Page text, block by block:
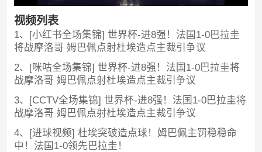
视频列表
1、[小红书全场集锦] 世界杯-进8强！法国1-0巴拉圭
将战摩洛哥 姆巴佩点射杜埃造点主裁引争议
2、[咪咕全场集锦] 世界杯-进8强！法国1-0巴拉圭将
战摩洛哥 姆巴佩点射杜埃造点主裁引争议
3、[CCTV全场集锦] 世界杯-进8强！法国1-0巴拉圭将
战摩洛哥 姆巴佩点射杜埃造点主裁引争议
4、[进球视频] 杜埃突破造点球！姆巴佩主罚稳稳命
中！法国1-0领先巴拉圭！